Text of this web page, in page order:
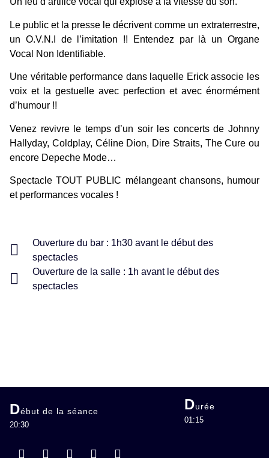
Le public et la presse le décrivent comme un extraterrestre,
un O.V.N.I de l’imitation !! Entendez par là un Organe
Vocal Non Identifiable.
Une véritable performance dans laquelle Erick associe les
voix et la gestuelle avec perfection et avec énormément
d’humour !!
Venez revivre le temps d’un soir les concerts de Johnny
Hallyday, Coldplay, Céline Dion, Dire Straits, The Cure ou
encore Depeche Mode…
Spectacle TOUT PUBLIC mélangeant chansons, humour
et performances vocales !
Ouverture du bar : 1h30 avant le début des
spectacles
Ouverture de la salle : 1h avant le début des
spectacles
Début de la séance
20:30
Durée
01:15